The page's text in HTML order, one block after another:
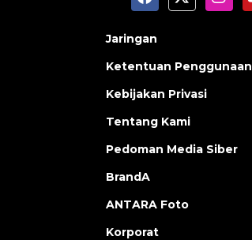
Jaringan
Ketentuan Penggunaan
Kebijakan Privasi
Tentang Kami
Pedoman Media Siber
BrandA
ANTARA Foto
Korporat